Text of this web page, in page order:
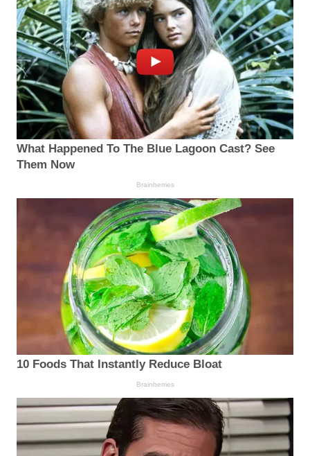
What Happened To The Blue Lagoon Cast? See
Them Now
Brainberries
10 Foods That Instantly Reduce Bloat
Brainberries